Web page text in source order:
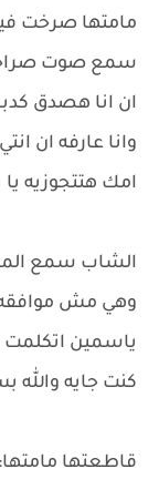
مامتها صرخت
سمع صوت
ان انا هصدق
وانا عارفه ان
امك هتتجوزيه
الشاب سمع
وهي مش
ياسمين اتكلمت
كنت جايه والله
قاطعتها